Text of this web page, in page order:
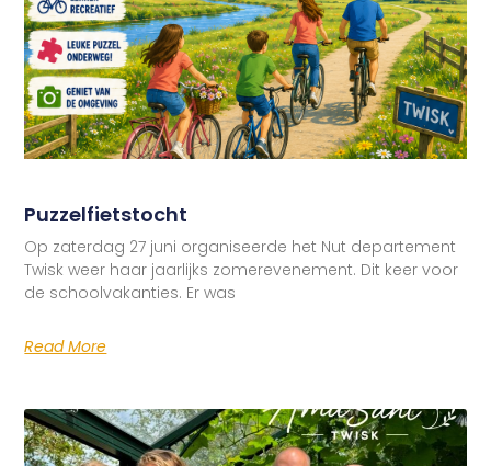
Puzzelfietstocht
Op zaterdag 27 juni organiseerde het Nut departement
Twisk weer haar jaarlijks zomerevenement. Dit keer voor
de schoolvakanties. Er was
Read More